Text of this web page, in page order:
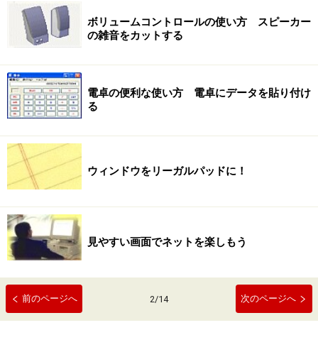
ボリュームコントロールの使い方 スピーカー
の雑音をカットする
電卓の便利な使い方 電卓にデータを貼り付け
る
ウィンドウをリーガルパッドに！
見やすい画面でネットを楽しもう
前のページへ 2/14 次のページへ